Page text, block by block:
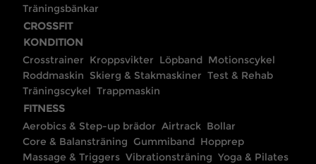
Träningsbänkar
CROSSFIT
KONDITION
Crosstrainer Kroppsvikter Löpband Motionscykel
Roddmaskin Skierg & Stakmaskiner Test & Rehab
Träningscykel Trappmaskin
FITNESS
Aerobics & Step-up brädor Airtrack Bollar
Core & Balansträning Gummiband Hopprep
Massage & Triggers Vibrationsträning Yoga & Pilates